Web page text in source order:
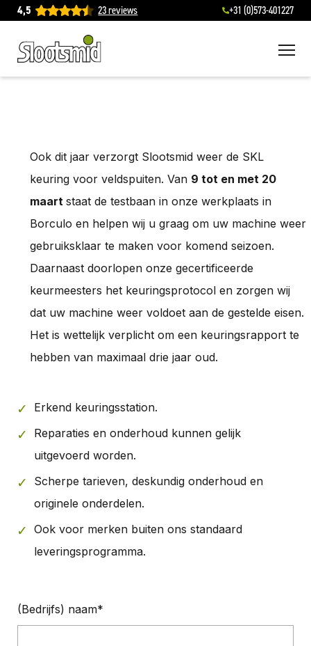
4,5 23 reviews +31 (0)573-401227
Ook dit jaar verzorgt Slootsmid weer de SKL
keuring voor veldspuiten. Van 9 tot en met 20
maart staat de testbaan in onze werkplaats in
Borculo en helpen wij u graag om uw machine weer
gebruiksklaar te maken voor komend seizoen.
Daarnaast doorlopen onze gecertificeerde
keurmeesters het keuringsprotocol en zorgen wij
dat uw machine weer voldoet aan de gestelde eisen.
Het is wettelijk verplicht om een keuringsrapport te
hebben van maximaal drie jaar oud.
Erkend keuringsstation.
Reparaties en onderhoud kunnen gelijk
uitgevoerd worden.
Scherpe tarieven, deskundig onderhoud en
originele onderdelen.
Ook voor merken buiten ons standaard
leveringsprogramma.
(Bedrijfs) naam